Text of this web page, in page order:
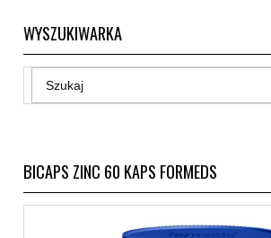
WYSZUKIWARKA
BICAPS ZINC 60 KAPS FORMEDS